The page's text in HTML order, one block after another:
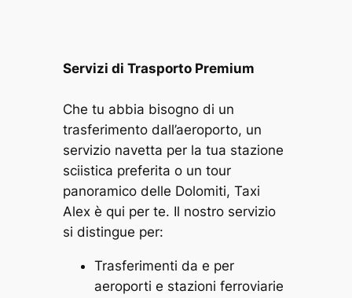
Servizi di Trasporto Premium
Che tu abbia bisogno di un
trasferimento dall’aeroporto, un
servizio navetta per la tua stazione
sciistica preferita o un tour
panoramico delle Dolomiti, Taxi
Alex è qui per te. Il nostro servizio
si distingue per:
Trasferimenti da e per
aeroporti e stazioni ferroviarie